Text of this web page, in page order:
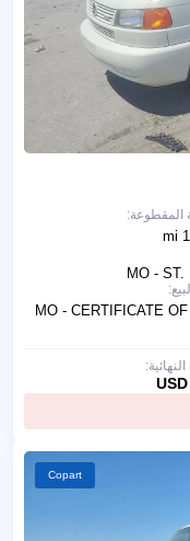
المقطوعة:
MO - ST.
MO - CERTIFICATE
Copart